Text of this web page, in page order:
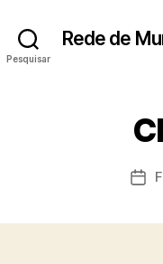
Pesquisar
Rede de